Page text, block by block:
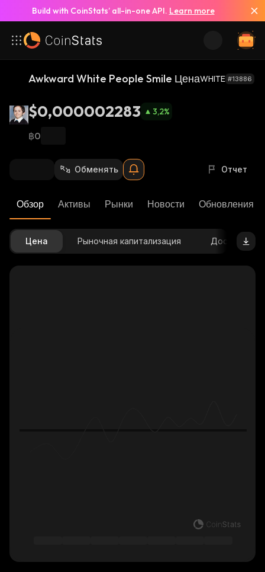
Build with CoinStats’ all-in-one API. Learn more
Awkward White People Smile ЦенаWHITE #13886
$0,000002283 3,2%
฿0
Обменять Отчет
Обзор Активы Рынки Новости Обновления
Цена Рыночная капитализация Доступное